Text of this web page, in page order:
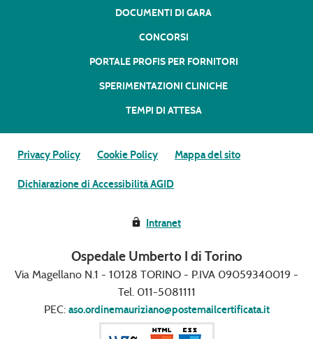
DOCUMENTI DI GARA
CONCORSI
PORTALE PROFIS PER FORNITORI
SPERIMENTAZIONI CLINICHE
TEMPI DI ATTESA
Privacy Policy Cookie Policy Mappa del sito
Dichiarazione di Accessibilità AGID
Intranet
Ospedale Umberto I di Torino
Via Magellano N.1 - 10128 TORINO - P.IVA 09059340019 -
Tel. 011-5081111
PEC: aso.ordinemauriziano@postemailcertificata.it